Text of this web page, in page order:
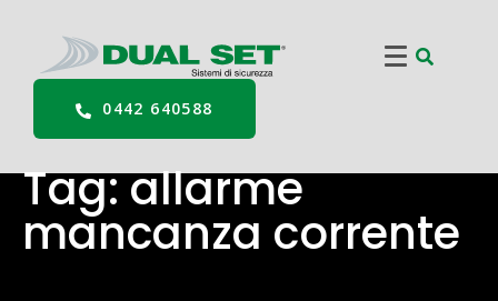
0442 640588
Tag:allarme
mancanza corrente